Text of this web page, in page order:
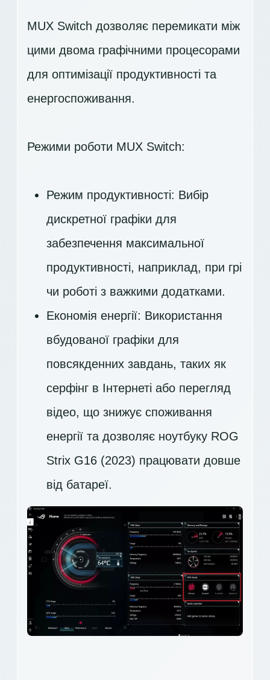
MUX Switch дозволяє перемикати між
цими двома графічними процесорами
для оптимізації продуктивності та
енергоспоживання.
Режими роботи MUX Switch:
Режим продуктивності: Вибір
дискретної графіки для
забезпечення максимальної
продуктивності, наприклад, при грі
чи роботі з важкими додатками.
Економія енергії: Використання
вбудованої графіки для
повсякденних завдань, таких як
серфінг в Інтернеті або перегляд
відео, що знижує споживання
енергії та дозволяє ноутбуку ROG
Strix G16 (2023) працювати довше
від батареї.